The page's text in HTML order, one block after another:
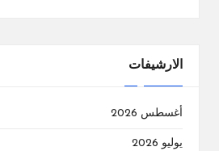
الارشيفات
أغسطس 2026
يوليو 2026